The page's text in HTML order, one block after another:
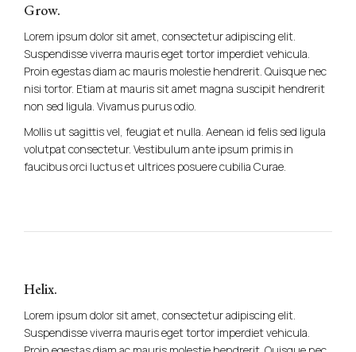
Grow.
Lorem ipsum dolor sit amet, consectetur adipiscing elit.
Suspendisse viverra mauris eget tortor imperdiet vehicula.
Proin egestas diam ac mauris molestie hendrerit. Quisque nec
nisi tortor. Etiam at mauris sit amet magna suscipit hendrerit
non sed ligula. Vivamus purus odio.
Mollis ut sagittis vel, feugiat et nulla. Aenean id felis sed ligula
volutpat consectetur. Vestibulum ante ipsum primis in
faucibus orci luctus et ultrices posuere cubilia Curae.
Helix.
Lorem ipsum dolor sit amet, consectetur adipiscing elit.
Suspendisse viverra mauris eget tortor imperdiet vehicula.